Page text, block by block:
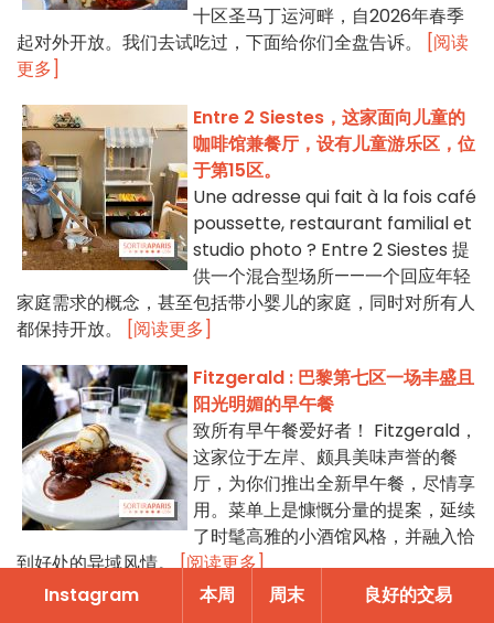
十区圣马丁运河畔，自2026年春季
起对外开放。我们去试吃过，下面给你们全盘告诉。
[阅读
更多]
Entre 2 Siestes，这家面向儿童的
咖啡馆兼餐厅，设有儿童游乐区，位
于第15区。
Une adresse qui fait à la fois café
poussette, restaurant familial et
studio photo ? Entre 2 Siestes 提
供一个混合型场所——一个回应年轻
家庭需求的概念，甚至包括带小婴儿的家庭，同时对所有人
都保持开放。
[阅读更多]
Fitzgerald : 巴黎第七区一场丰盛且
阳光明媚的早午餐
致所有早午餐爱好者！ Fitzgerald，
这家位于左岸、颇具美味声誉的餐
厅，为你们推出全新早午餐，尽情享
用。菜单上是慷慨分量的提案，延续
了时髦高雅的小酒馆风格，并融入恰
到好处的异域风情。[阅读更多]
Vesper 在巴黎第七区推出日式早午
Instagram 本周 周末 良好的交易